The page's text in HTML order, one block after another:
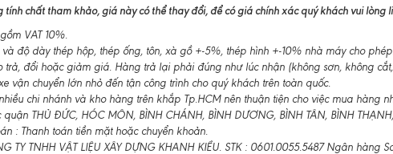
chất tham khảo, giá này có thể thay đổi, để có giá chính xác quý khách vui lòng
VAT 10%.
độ dày thép hộp, thép ống, tôn, xà gồ +-5%, thép hình +-10% nhà máy cho
trả, đổi hoặc giảm giá. Hàng trả lại phải đúng như lúc nhận (không sơn, không
vận chuyển lớn nhỏ đến tận công trình cho quý khách trên toàn quốc.
chi nhánh và kho hàng trên khắp Tp.HCM nên thuận tiện cho việc mua hàng
THỦ ĐỨC, HÓC MÔN, BÌNH CHÁNH, BÌNH DƯƠNG, BÌNH TÂN, BÌNH THẠNH,
: Thanh toán tiền mặt hoặc chuyển khoản.
TY TNHH VẬT LIỆU XÂY DỰNG KHANH KIỀU. STK : 0601.0055.5487 Ngân hàng